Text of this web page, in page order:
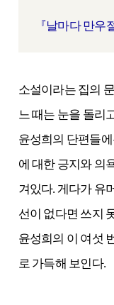
『날마다 만우
소설이라는 집의
느 때는 눈을 돌리
윤성희의 단편들
에 대한 긍지와 의
겨있다. 게다가 유
선이 없다면 쓰지
윤성희의 이 여섯
로 가득해 보인다.